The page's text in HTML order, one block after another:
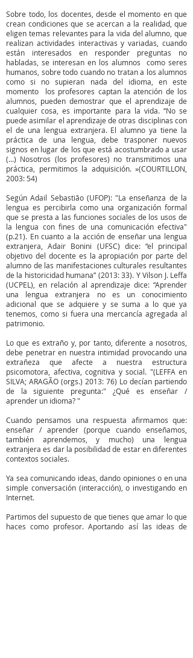
Sobre todo, los docentes, desde el momento en que
crean condiciones que se acercan a la realidad, que
eligen temas relevantes para la vida del alumno, que
realizan actividades interactivas y variadas, cuando
están interesados ​​en responder preguntas no
habladas, se interesan en los alumnos como seres
humanos, sobre todo cuando no tratan a los alumnos
como si no supieran nada del idioma, en este
momento los profesores captan la atención de los
alumnos, pueden demostrar que el aprendizaje de
cualquier cosa, es importante para la vida. “No se
puede asimilar el aprendizaje de otras disciplinas con
el de una lengua extranjera. El alumno ya tiene la
práctica de una lengua, debe trasponer nuevos
signos en lugar de los que está acostumbrado a usar
(...) Nosotros (los profesores) no transmitimos una
práctica, permitimos la adquisición. »(COURTILLON,
2003: 54)
Según Adail Sebastião (UFOP): "La enseñanza de la
lengua es percibirla como una organización formal
que se presta a las funciones sociales de los usos de
la lengua con fines de una comunicación efectiva"
(p.21). En cuanto a la acción de enseñar una lengua
extranjera, Adair Bonini (UFSC) dice: “el principal
objetivo del docente es la apropiación por parte del
alumno de las manifestaciones culturales resultantes
de la historicidad humana” (2013: 33). Y Vilson J. Leffa
(UCPEL), en relación al aprendizaje dice: “Aprender
una lengua extranjera no es un conocimiento
adicional que se adquiere y se suma a lo que ya
tenemos, como si fuera una mercancía agregada al
patrimonio.
Lo que es extraño y, por tanto, diferente a nosotros,
debe penetrar en nuestra intimidad provocando una
extrañeza que afecte a nuestra estructura
psicomotora, afectiva, cognitiva y social. "(LEFFA en
SILVA; ARAGÃO (orgs.) 2013: 76) Lo decían partiendo
de la siguiente pregunta:" ¿Qué es enseñar /
aprender un idioma? "
Cuando pensamos una respuesta afirmamos que:
enseñar / aprender (porque cuando enseñamos,
también aprendemos, y mucho) una lengua
extranjera es dar la posibilidad de estar en diferentes
contextos sociales.
Ya sea comunicando ideas, dando opiniones o en una
simple conversación (interacción), o investigando en
Internet.
Partimos del supuesto de que tienes que amar lo que
haces como profesor. Aportando así las ideas de